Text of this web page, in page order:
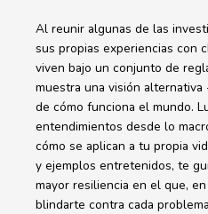
Al reunir algunas de las
sus propias experiencias con
viven bajo un conjunto de
muestra una visión
de cómo funciona el mundo.
entendimientos desde lo
cómo se aplican a tu propia
y ejemplos entretenidos, te
mayor resiliencia en el que,
blindarte contra cada